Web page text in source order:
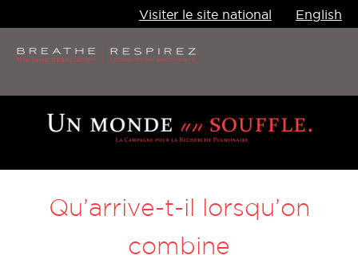
English
Visiter le site national
Qu’arrive-t-il lorsqu’on
combine